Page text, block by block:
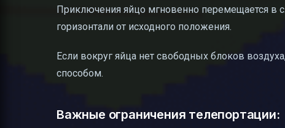
Приключения яйцо мгновенно перемещается в
горизонтали от исходного положения.
Если вокруг яйца нет свободных блоков
способом.
Важные ограничения телепортации: